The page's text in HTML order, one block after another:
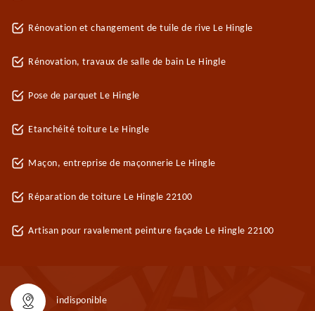
Rénovation et changement de tuile de rive Le Hingle
Rénovation, travaux de salle de bain Le Hingle
Pose de parquet Le Hingle
Etanchéité toiture Le Hingle
Maçon, entreprise de maçonnerie Le Hingle
Réparation de toiture Le Hingle 22100
Artisan pour ravalement peinture façade Le Hingle 22100
indisponible